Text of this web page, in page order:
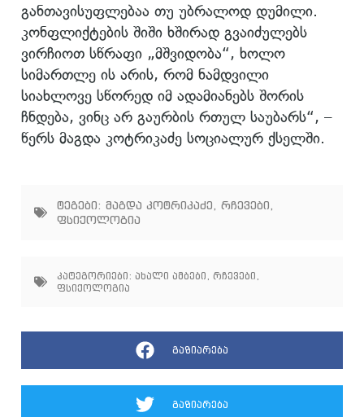
განთავისუფლებაა თუ უბრალოდ დუმილი.
კონფლიქტების შიში ხშირად გვაიძულებს
ვირჩიოთ სწრაფი „მშვიდობა“, ხოლო
სიმართლე ის არის, რომ ნამდვილი
სიახლოვე სწორედ იმ ადამიანებს შორის
ჩნდება, ვინც არ გაურბის რთულ საუბარს“, –
წერს მაგდა კოტრიკაძე სოციალურ ქსელში.
ტეგები: მაგდა კოტრიკაძე რჩევები
ფსიქოლოგია
კატეგორიები: ახალი ამბები რჩევები
ფსიქოლოგია
გაზიარება
გაზიარება